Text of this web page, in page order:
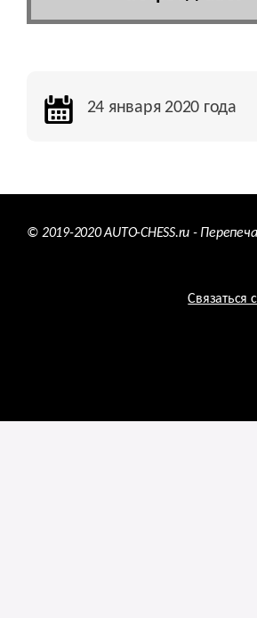
24 января 2020 года
© 2019-2020 AUTO-CHESS.ru -
Связаться